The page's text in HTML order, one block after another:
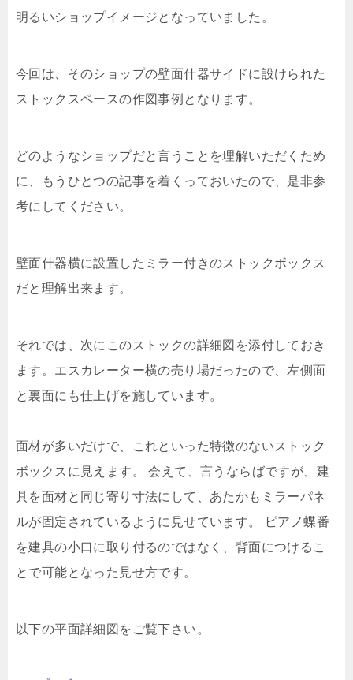
明るいショップイメージとなっていました。
今回は、そのショップの壁面什器サイドに設けられた
ストックスペースの作図事例となります。
どのようなショップだと言うことを理解いただくため
に、もうひとつの記事を着くっておいたので、是非参
考にしてください。
壁面什器横に設置したミラー付きのストックボックス
だと理解出来ます。
それでは、次にこのストックの詳細図を添付しておき
ます。エスカレーター横の売り場だったので、左側面
と裏面にも仕上げを施しています。
面材が多いだけで、これといった特徴のないストック
ボックスに見えます。 会えて、言うならばですが、建
具を面材と同じ寄り寸法にして、あたかもミラーパネ
ルが固定されているように見せています。 ピアノ蝶番
を建具の小口に取り付るのではなく、背面につけるこ
とで可能となった見せ方です。
以下の平面詳細図をご覧下さい。